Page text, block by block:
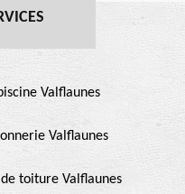
Valflaunes
Valflaunes
toiture Valflaunes